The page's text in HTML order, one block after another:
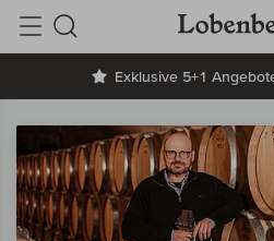
Exklusive 5+1
Suche